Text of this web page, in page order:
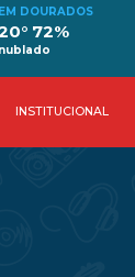
EM DOURADOS
72%
nublado
INSTITUCIONAL